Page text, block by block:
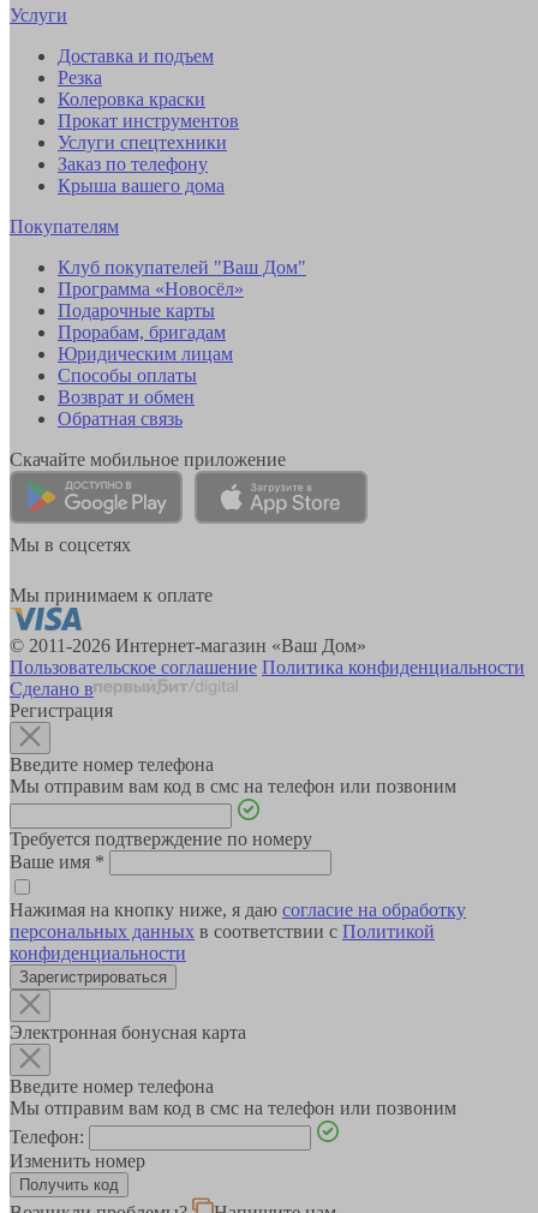
Услуги
Доставка и подъем
Резка
Колеровка краски
Прокат инструментов
Услуги спецтехники
Заказ по телефону
Крыша вашего дома
Покупателям
Клуб покупателей "Ваш Дом"
Программа «Новосёл»
Подарочные карты
Прорабам, бригадам
Юридическим лицам
Способы оплаты
Возврат и обмен
Обратная связь
Скачайте мобильное приложение
Мы в соцсетях
Мы принимаем к оплате
© 2011-2026 Интернет-магазин «Ваш Дом»
Пользовательское соглашение Политика конфиденциальности
Сделано в
Регистрация
Введите номер телефона
Мы отправим вам код в смс на телефон или позвоним
Требуется подтверждение по номеру
Ваше имя *
Нажимая на кнопку ниже, я даю согласие на обработку
персональных данных в соответствии с Политикой
конфиденциальности
Зарегистрироваться
Электронная бонусная карта
Введите номер телефона
Мы отправим вам код в смс на телефон или позвоним
Телефон:
Изменить номер